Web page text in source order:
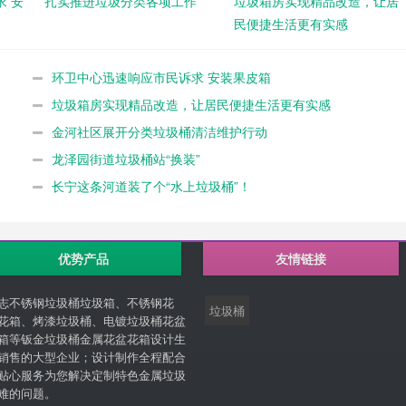
民便捷生活更有实感
环卫中心迅速响应市民诉求 安装果皮箱
垃圾箱房实现精品改造，让居民便捷生活更有实感
金河社区展开分类垃圾桶清洁维护行动
龙泽园街道垃圾桶站“换装”
长宁这条河道装了个“水上垃圾桶”！
优势产品
不锈钢垃圾桶垃圾箱、不锈钢花
箱、烤漆垃圾桶、电镀垃圾桶花盆
等钣金垃圾桶金属花盆花箱设计生
售的大型企业；设计制作全程配合
心服务为您解决定制特色金属垃圾
的问题。
友情链接
垃圾桶